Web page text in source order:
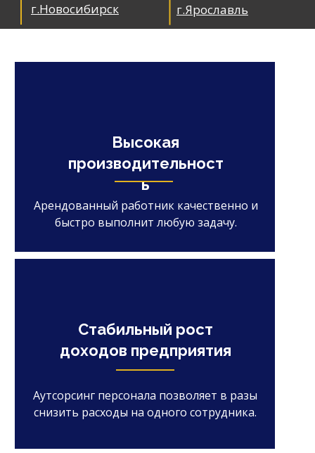
г.Ярославль
г.Новосибирск
Высокая
производительност
ь
Арендованный работник качественно и
быстро выполнит любую задачу.
Стабильный рост
доходов предприятия
Аутсорсинг персонала позволяет в разы
снизить расходы на одного сотрудника.